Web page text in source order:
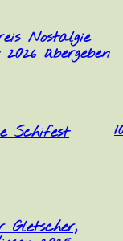
Nostalgie
übergeben
Schifest
Gletscher,